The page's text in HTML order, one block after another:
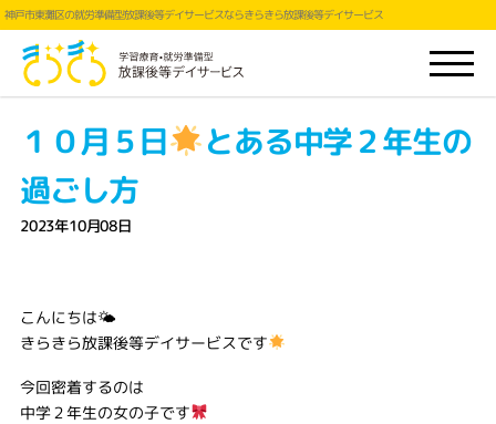
神戸市東灘区の就労準備型放課後等デイサービスならきらきら放課後等デイサービス
１０月５日 とある中学２年生の
過ごし方
2023年10月08日
こんにちは🌤
きらきら放課後等デイサービスです
今回密着するのは
中学２年生の女の子です